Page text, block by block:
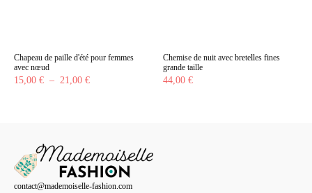
Chapeau de paille d'été pour femmes
avec nœud
15,00 € – 21,00 €Plage
21,00 €
Chemise de nuit avec bretelles fines
grande taille
44,00 €
contact@mademoiselle-fashion.com